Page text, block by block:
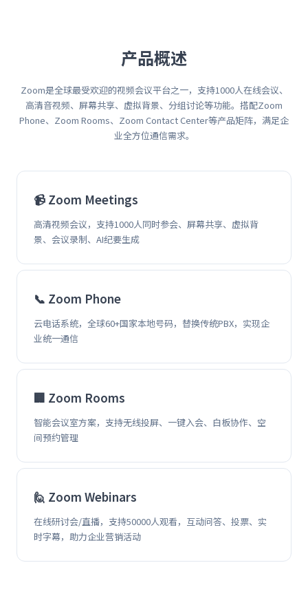
产品概述
Zoom是全球最受欢迎的视频会议平台之一，支持1000人在线会议、
高清音视频、屏幕共享、虚拟背景、分组讨论等功能。搭配Zoom
Phone、Zoom Rooms、Zoom Contact Center等产品矩阵，满足企
业全方位通信需求。
📹 Zoom Meetings
高清视频会议，支持1000人同时参会、屏幕共享、虚拟背
景、会议录制、AI纪要生成
📞 Zoom Phone
云电话系统，全球60+国家本地号码，替换传统PBX，实现企
业统一通信
🏢 Zoom Rooms
智能会议室方案，支持无线投屏、一键入会、白板协作、空
间预约管理
🙋 Zoom Webinars
在线研讨会/直播，支持50000人观看，互动问答、投票、实
时字幕，助力企业营销活动